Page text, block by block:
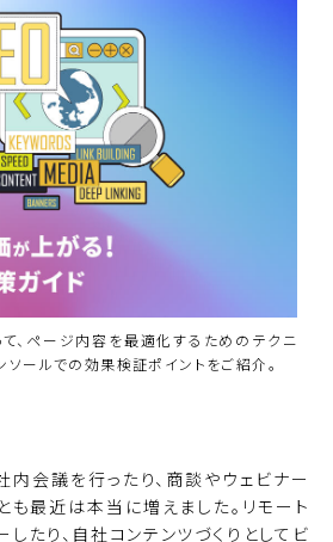
、ページ内容を最適化するためのテクニ
ソールでの効果検証ポイントをご紹介。
内会議を行ったり、商談やウェビナー
も最近は本当に増えました。リモート
たり、自社コンテンツづくりとしてビ